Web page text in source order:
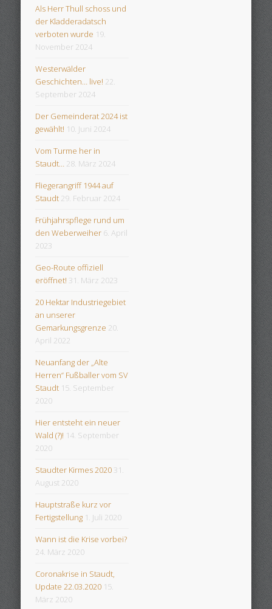
Als Herr Thull schoss und
der Kladderadatsch
verboten wurde 19.
November 2024
Westerwälder
Geschichten… live! 22.
September 2024
Der Gemeinderat 2024 ist
gewählt! 10. Juni 2024
Vom Turme her in
Staudt… 28. März 2024
Fliegerangriff 1944 auf
Staudt 29. Februar 2024
Frühjahrspflege rund um
den Weberweiher 6. April
2023
Geo-Route offiziell
eröffnet! 31. März 2023
20 Hektar Industriegebiet
an unserer
Gemarkungsgrenze 20.
April 2022
Neuanfang der „Alte
Herren“ Fußballer vom SV
Staudt 15. September
2020
Hier entsteht ein neuer
Wald (?)! 14. September
2020
Staudter Kirmes 2020 31.
August 2020
Hauptstraße kurz vor
Fertigstellung 1. Juli 2020
Wann ist die Krise vorbei?
24. März 2020
Coronakrise in Staudt,
Update 22.03.2020 15.
März 2020